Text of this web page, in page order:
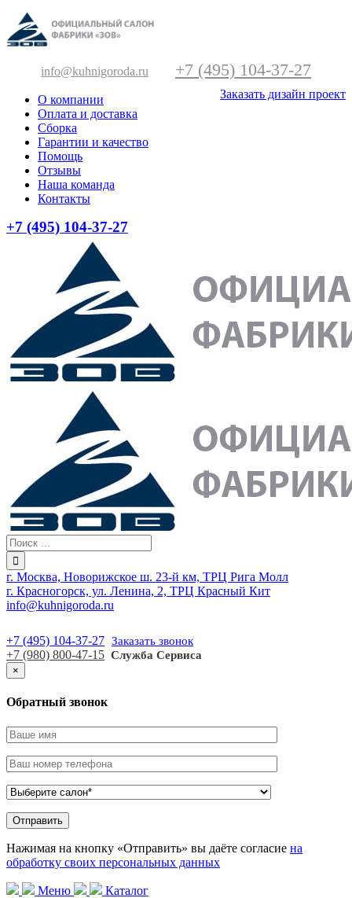
info@kuhnigoroda.ru +7 (495) 104-37-27
Заказать дизайн проект
О компании
Оплата и доставка
Сборка
Гарантии и качество
Помощь
Отзывы
Наша команда
Контакты
+7 (495) 104-37-27
г. Москва, Новорижское ш. 23-й км, ТРЦ Рига Молл
г. Красногорск, ул. Ленина, 2, ТРЦ Красный Кит
info@kuhnigoroda.ru
+7 (495) 104-37-27 Заказать звонок
+7 (980) 800-47-15 Служба Сервиса
×
Обратный звонок
Нажимая на кнопку «Отправить» вы даёте согласие на
обработку своих персональных данных
Меню
Каталог